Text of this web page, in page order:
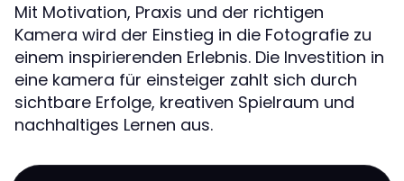
Mit Motivation, Praxis und der richtigen
Kamera wird der Einstieg in die Fotografie zu
einem inspirierenden Erlebnis. Die Investition in
eine kamera für einsteiger zahlt sich durch
sichtbare Erfolge, kreativen Spielraum und
nachhaltiges Lernen aus.